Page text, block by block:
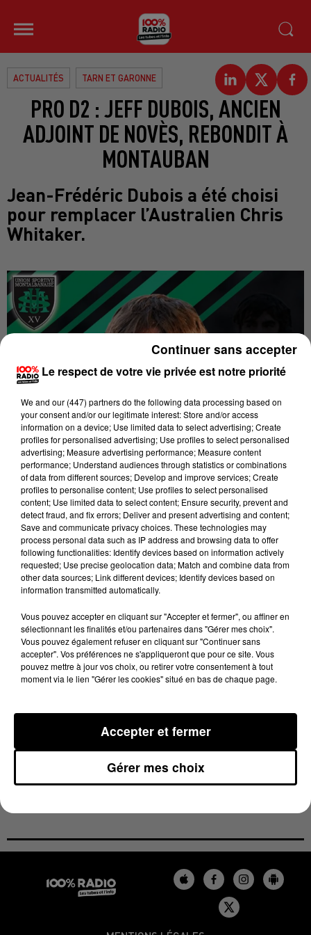
ACTUALITÉS TARN ET GARONNE
PRO D2 : JEFF DUBOIS, ANCIEN
ADJOINT DE NOVÈS, REBONDIT À
MONTAUBAN
Jean-Frédéric Dubois a été choisi
pour remplacer l’Australien Chris
Whitaker.
Publié : 3 mai 2018 à 17h56
Jean-Frédéric Dubois, l'ancien adjoint de Guy Novès
dans le staff du XV de France, a été recruté comme
entraîneur des lignes arrières par le club de Pro D2 de
Montauban, a-t-on appris jeudi auprès du club.
"Jeff" Dubois remplacera l'Australien Chris Whitaker
à ce poste et a signéun contrat d'une durée de trois
directoire de l'US Montauban. Il entraînera à
Montauban, qui vient de perdre samedi en demi-
finale de Pro D2 face à Grenoble, aux côtés de Pierre-
Philippe Lafond. Ancien ouvreur passé notamment
les arrières du Stade Français avec qui il a été
champion de France en 2015, avant de rejoindre
Novès, son ancien coach à Toulouse, dans le staff du
Le respect de votre vie privée est notre priorité
We and our (447) partnersdo the following data processing based on
your consent and/or our legitimate interest: Store and/or access
information on a device; Use limited data to select advertising; Create
profiles for personalised advertising; Use profiles to select personalised
advertising; Measure advertising performance; Measure content
performance; Understand audiences through statistics or combinations
of data from different sources; Develop and improve services; Create
profiles to personalise content; Use profiles to select personalised
content; Use limited data to select content; Ensure security, prevent and
detect fraud, and fix errors; Deliver and present advertising and content;
Save and communicate privacy choices. These technologies may
process personal data such as IP address and browsing data to offer
following functionalities: Identify devices based on information actively
requested; Use precise geolocation data; Match and combine data from
other data sources; Link different devices; Identify devices based on
information transmitted automatically.
Vous pouvez accepter en cliquant sur "Accepter et fermer", ou affiner en
sélectionnant les finalités et/ou partenaires dans "Gérer mes choix".
Vous pouvez également refuser en cliquant sur "Continuer sans
accepter". Vos préférences ne s'appliqueront que pour ce site. Vous
pouvez mettre à jour vos choix, ou retirer votre consentement à tout
moment via le lien "Gérer les cookies" situé en bas de chaque page.
Gérer mes choix
Accepter et fermer
Continuer sans accepter